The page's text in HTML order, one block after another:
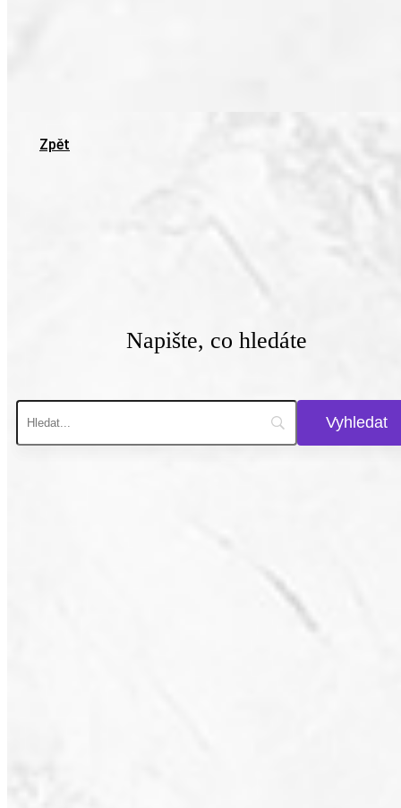
Zpět
Napište, co hledáte